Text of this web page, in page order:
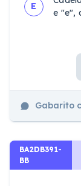
E
e "e",
Gabarito
BA2DB391-
BB